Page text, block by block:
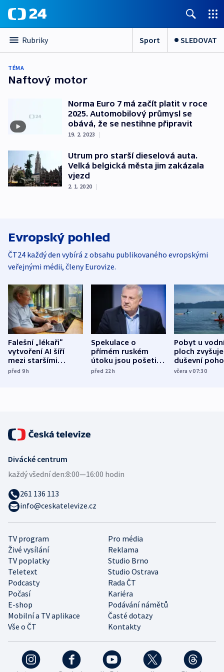
Rubriky Sport SLEDOVAT
TÉMA
Naftový motor
Norma Euro 7 má začít platit v roce
2025. Automobilový průmysl se
obává, že se nestihne připravit
19. 2. 2023 |
Utrum pro starší dieselová auta.
Velká belgická města jim zakázala
vjezd
2. 1. 2020 |
Evropský pohled
ČT24 každý den vybírá z obsahu publikovaného evropskými
veřejnými médii, členy Eurovize.
Falešní „lékaři“
vytvoření AI šíří
mezi staršími
Poláky nebezpečné
před 9h
Spekulace o
přímém ruském
útoku jsou pošetilé,
míní estonský
před 22h
Pobyt u
ploch zvyšuje
duševní
ukázala
včera v 07:30
TV program
Pro média
Živé vysílání
Reklama
TV poplatky
Studio Brno
Teletext
Studio Ostrava
Podcasty
Rada ČT
Počasí
Kariéra
E-shop
Podávání námětů
Mobilní a TV aplikace
Časté dotazy
Vše o ČT
Kontakty
Divácké centrum
každý všední den:8:00—16:00 hodin
261 136 113
info@ceskatelevize.cz